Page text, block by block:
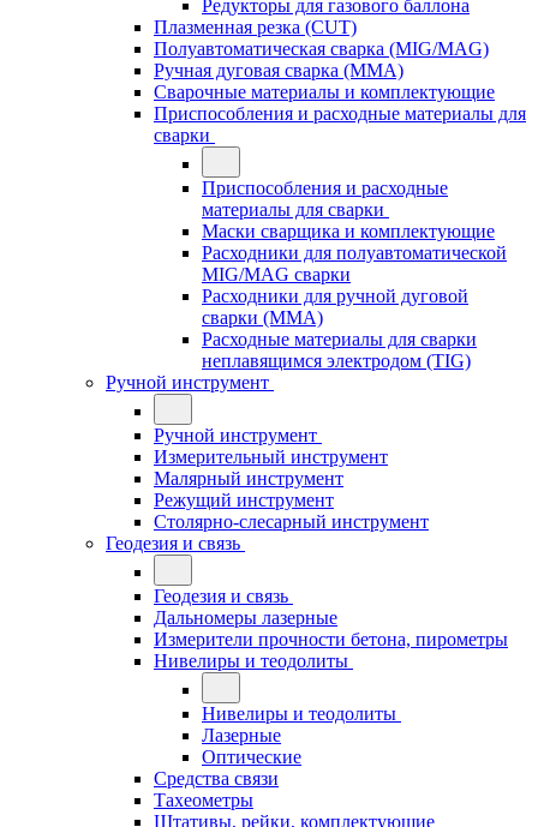
Редукторы для газового баллона
Плазменная резка (CUT)
Полуавтоматическая сварка (MIG/MAG)
Ручная дуговая сварка (MMA)
Сварочные материалы и комплектующие
Приспособления и расходные материалы для
сварки
Приспособления и расходные
материалы для сварки
Маски сварщика и комплектующие
Расходники для полуавтоматической
MIG/MAG сварки
Расходники для ручной дуговой
сварки (MMA)
Расходные материалы для сварки
неплавящимся электродом (TIG)
Ручной инструмент
Ручной инструмент
Измерительный инструмент
Малярный инструмент
Режущий инструмент
Столярно-слесарный инструмент
Геодезия и связь
Геодезия и связь
Дальномеры лазерные
Измерители прочности бетона, пирометры
Нивелиры и теодолиты
Нивелиры и теодолиты
Лазерные
Оптические
Средства связи
Тахеометры
Штативы, рейки, комплектующие